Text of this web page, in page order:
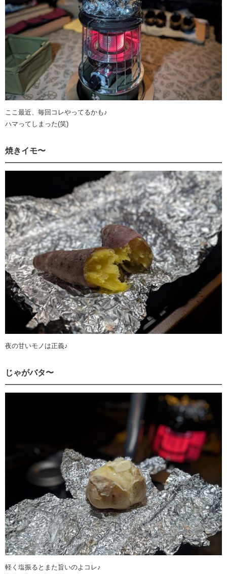
ここ最近、毎回コレやってるかも♪
ハマってしまった(笑)
焼きイモ〜
夜の甘いモノは正義♪
じゃがバタ〜
軽く塩振るとまた旨いのよコレ♪